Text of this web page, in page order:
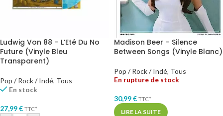
Ludwig Von 88 – L’Eté Du No
Future (Vinyle Bleu
Transparent)
Pop / Rock / Indé, Tous
En stock
27,99€ TTC*
Madison Beer – Silence
Between Songs (Vinyle Blanc)
Pop / Rock / Indé, Tous
En rupture de stock
30,99€ TTC*
LIRE LA SUITE